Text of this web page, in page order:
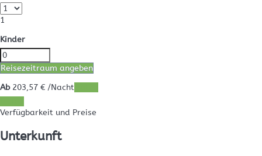
1
Kinder
Reisezeitraum angeben
Ab203,57 € /Nacht
Verfügbarkeit und Preise
Unterkunft